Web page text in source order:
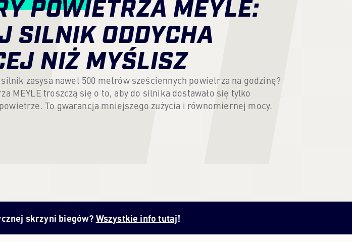
POLSKI
PORTUGALSKIPORTUGUESE
ROSYJSKI RUSSIAN
POWIETRZA MEYLE:
SILNIK ODDYCHA
NIŻ MYŚLISZ
silnik zasysa nawet 500 metrów sześciennych powietrza na godzinę?
MEYLE troszczą się o to, aby do silnika dostawało się tylko
To gwarancja mniejszego zużycia i równomiernej mocy.
skrzyni biegów?Wszystkie info tutaj!